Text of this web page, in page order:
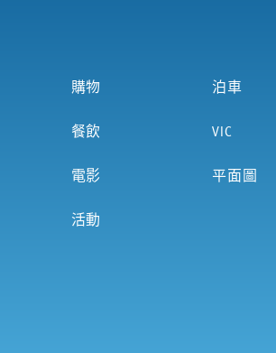
購物
餐飲
電影
活動
泊車
VIC
平面圖